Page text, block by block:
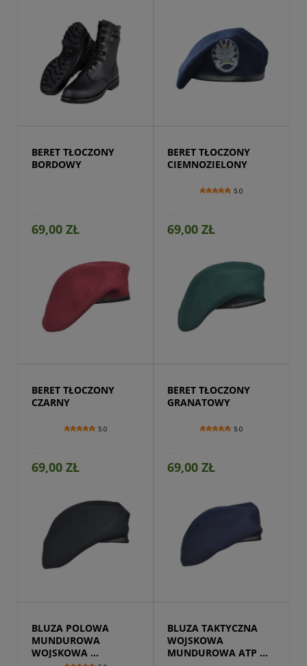
Przejdź do produktu
BERET TŁOCZONY
BORDOWY
69,00 ZŁ
BERET TŁOCZONY
CIEMNOZIELONY
5.0
69,00 ZŁ
BERET TŁOCZONY
CZARNY
5.0
69,00 ZŁ
BERET TŁOCZONY
GRANATOWY
5.0
69,00 ZŁ
BLUZA POLOWA
MUNDUROWA
WOJSKOWA
BLUZA TAKTYCZNA
WOJSKOWA
MUNDUROWA ATP